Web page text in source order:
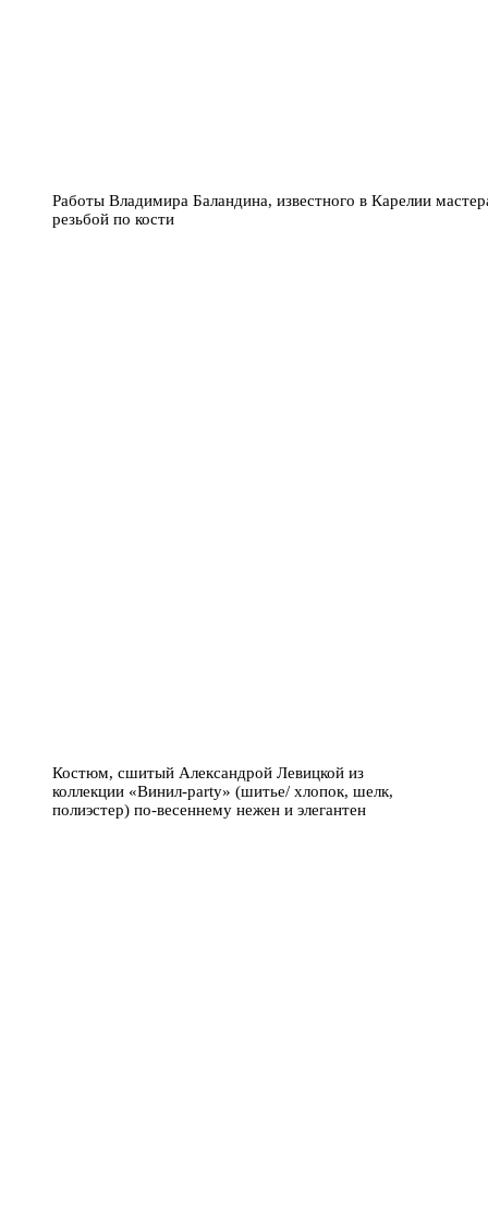
Работы Владимира Баландина, известного в Карелии
резьбой по кости
Костюм, сшитый Александрой Левицкой из
коллекции «Винил-party» (шитье/ хлопок, шелк,
полиэстер) по-весеннему нежен и элегантен